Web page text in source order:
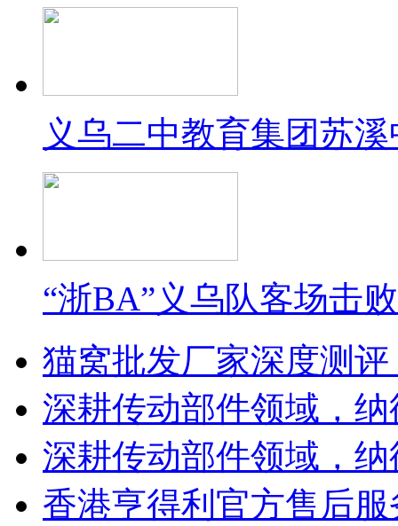
义乌二中教育集团苏
“浙BA”义乌队客场击
猫窝批发厂家深度测
深耕传动部件领域，
深耕传动部件领域，
香港亨得利官方售后